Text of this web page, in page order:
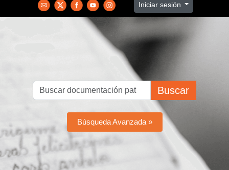
Iniciar sesión
Buscar
Búsqueda Avanzada »